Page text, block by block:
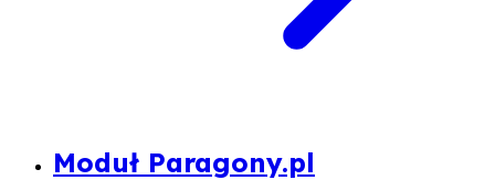
Moduł Paragony.pl